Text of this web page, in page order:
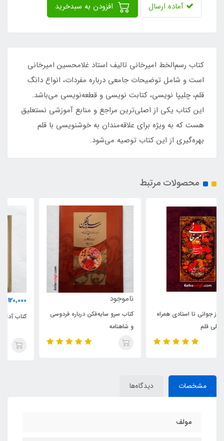
آماده ارسال
کتاب رسم‌الخط امیرخانی تالیف استاد غلامحسین امیرخانی
است و شامل توضیحات جامعی درباره مفردات، انواع دانگ
قلم، چلیپا نویسی، کتابت نویسی و قطعه‌نویسی می‌باشد.
این کتاب یکی از اصلی‌ترین مراجع و منابع آموزشی نستعلیق
هست که به ویژه برای علاقه‌مندان به خوشنویسی با قلم
بهره‌گیری از این کتاب توصیه می‌شود.
محصولات مرتبط
کتاب سرو سایه‌فکن درباره فردوسی
و شاهنامه
کتاب آداب الخط امیرخانی
مشخصات دیدگاه‌ها
مولف